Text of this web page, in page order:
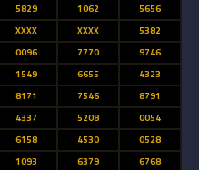
5829 1062
5656
XXXX XXXX
5382
0096 7770
9746
1549 6655
4323
8171 7546
8791
4337 5208
0054
6158 4530
0528
1093 6379
6768